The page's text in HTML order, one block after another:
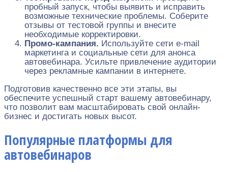
пробный запуск, чтобы выявить и исправить
возможные технические проблемы. Соберите
отзывы от тестовой группы и внесите
необходимые корректировки.
Промо-кампания. Используйте сети e-mail
маркетинга и социальные сети для анонса
автовебинара. Усильте привлечение аудитории
через рекламные кампании в интернете.
Подготовив качественно все эти этапы, вы
обеспечите успешный старт вашему автовебинару,
что позволит вам масштабировать свой онлайн-
бизнес и достигать новых высот.
Популярные платформы для
автовебинаров